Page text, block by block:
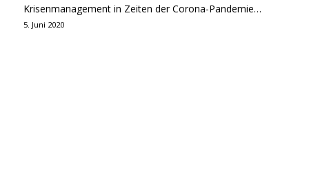
Krisenmanagement in Zeiten der Corona-Pandemie…
5. Juni 2020